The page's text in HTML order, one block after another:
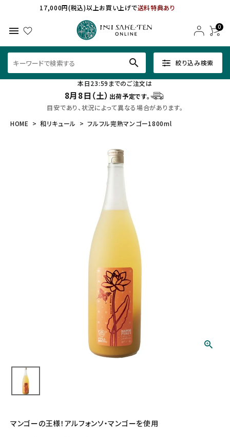
17,000円(税込)以上お買い上げで送料特典あり
menu 0
絞り込み検索
search
本日23:59までのご注文は
8月8日（土） 出荷予定です。
目安であり、状況によって異なる場合があります。
HOME
和リキュール フルフル完熟マンゴー1800ml
マンゴーの王様！アルフォンソ・マンゴーを使用